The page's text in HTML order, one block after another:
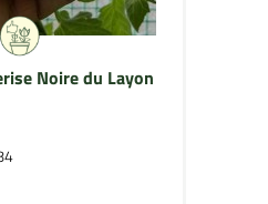
Noire du Layon